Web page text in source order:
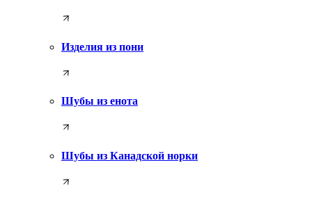
Изделия из пони
Шубы из енота
Шубы из Канадской норки